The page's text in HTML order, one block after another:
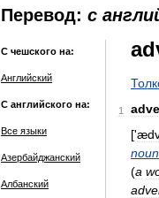
Перевод: с
С чешского на:
Английский
С английского на:
Все языки
Азербайджанский
Албанский
1
['
noun
(a